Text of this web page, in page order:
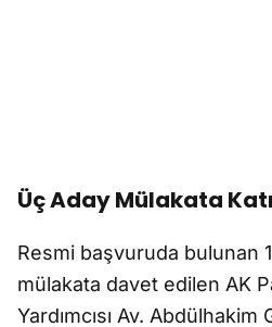
Üç Aday Mülakata
Resmi başvuruda bulunan
mülakata davet edilen AK
Yardımcısı Av.